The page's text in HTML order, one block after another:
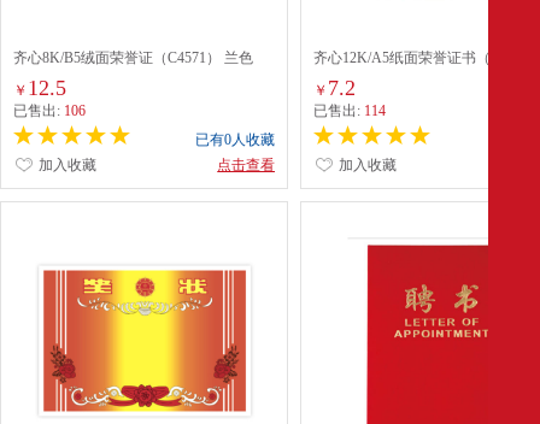
齐心8K/B5绒面荣誉证（C4571） 兰色
￥ 12.5
已售出: 106
已有0人收藏
点击查看
加入收藏
齐心12K/A5纸面荣誉证书（C4593
￥ 7.2
已售出: 114
加入收藏